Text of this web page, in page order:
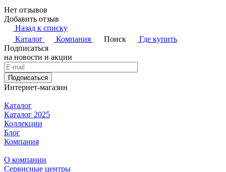
Нет отзывов
Добавить отзыв
Назад к списку
Каталог
Компания Поиск
Где купить
Подписаться
на новости и акции
Подписаться
Интернет-магазин
Каталог
Каталог 2025
Коллекции
Блог
Компания
О компании
Сервисные центры